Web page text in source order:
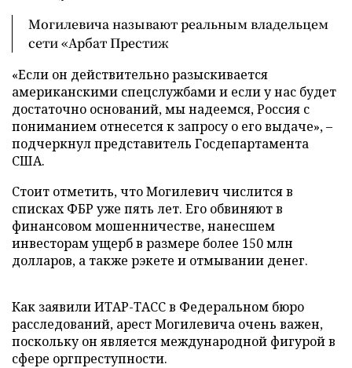
Могилевича называют реальным владельцем
сети «Арбат Престиж
«Если он действительно разыскивается
американскими спецслужбами и если у нас будет
достаточно оснований, мы надеемся, Россия с
пониманием отнесется к запросу о его выдаче», –
подчеркнул представитель Госдепартамента
США.
Стоит отметить, что Могилевич числится в
списках ФБР уже пять лет. Его обвиняют в
финансовом мошенничестве, нанесшем
инвесторам ущерб в размере более 150 млн
долларов, а также рэкете и отмывании денег.
Как заявили ИТАР-ТАСС в Федеральном бюро
расследований, арест Могилевича очень важен,
поскольку он является международной фигурой в
сфере оргпреступности.